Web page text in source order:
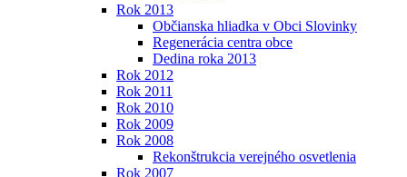
Rok 2013
Občianska hliadka v Obci Slovinky
Regenerácia centra obce
Dedina roka 2013
Rok 2012
Rok 2011
Rok 2010
Rok 2009
Rok 2008
Rekonštrukcia verejného osvetlenia
Rok 2007